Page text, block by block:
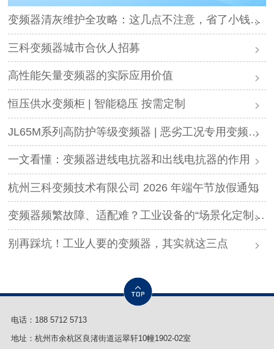
变频器清灰维护全攻略：这几点不注意，省了小钱却可能毁了设备
三科变频器城市合伙人招募
高性能矢量变频器的实际应用价值
恒压供水变频柜 | 智能稳压 按需定制
JL65M系列高防护等级变频器 | 恶劣工况专用变频解决方案
一文看懂：变频器进线电抗器和出线电抗器的作用
杭州三科变频技术有限公司 2026 年端午节放假通知
变频器频繁故障、适配难？工业设备的“场景化定制”，才是破局关键
别再踩坑！工业人要的变频器，其实就这三点
电话： 188 5712 5713
地址：杭州市余杭区良渚街道运翠轩10幢1902-02室